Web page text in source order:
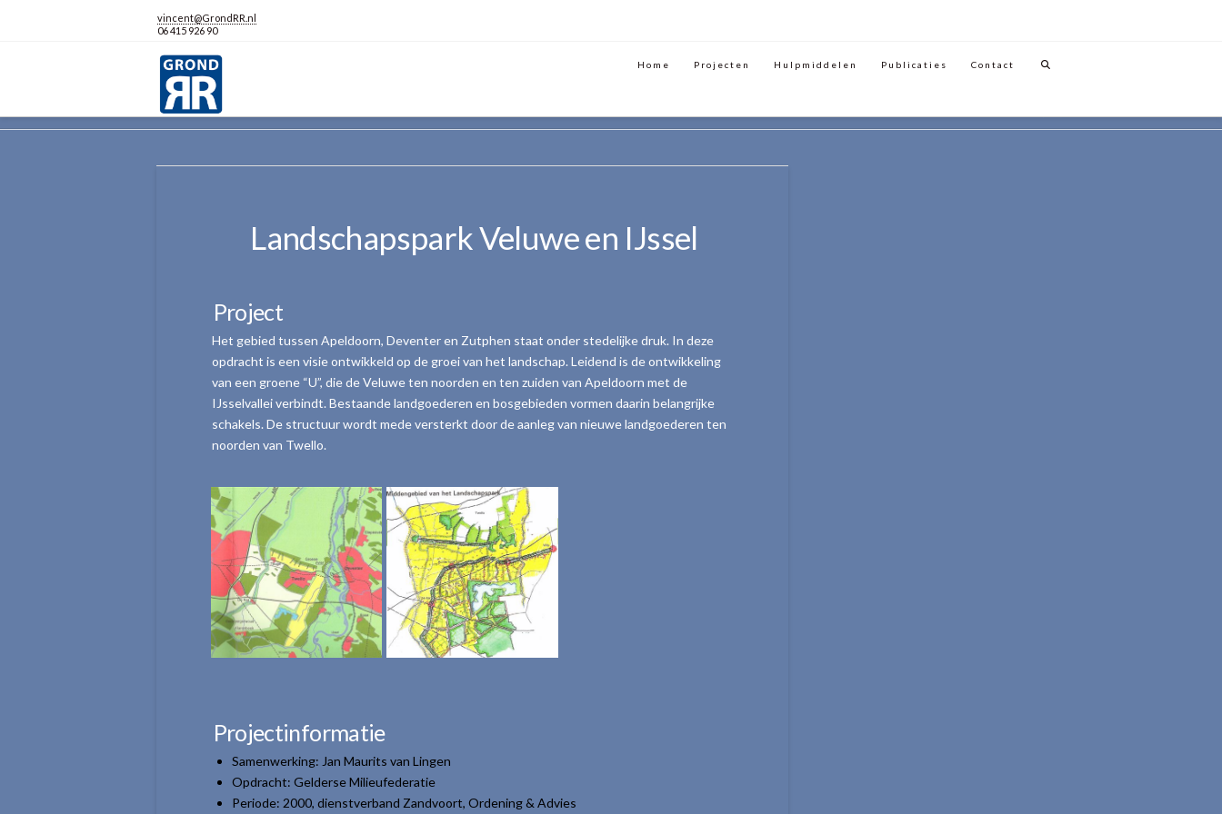
vincent@GrondRR.nl
06 415 926 90
Home Projecten Hulpmiddelen Publicaties Contact
Landschapspark Veluwe en IJssel
Project
Het gebied tussen Apeldoorn, Deventer en Zutphen staat onder stedelijke druk. In deze
opdracht is een visie ontwikkeld op de groei van het landschap. Leidend is de ontwikkeling
van een groene “U”, die de Veluwe ten noorden en ten zuiden van Apeldoorn met de
IJsselvallei verbindt. Bestaande landgoederen en bosgebieden vormen daarin belangrijke
schakels. De structuur wordt mede versterkt door de aanleg van nieuwe landgoederen ten
noorden van Twello.
Projectinformatie
Samenwerking: Jan Maurits van Lingen
Opdracht: Gelderse Milieufederatie
Periode: 2000, dienstverband Zandvoort, Ordening & Advies